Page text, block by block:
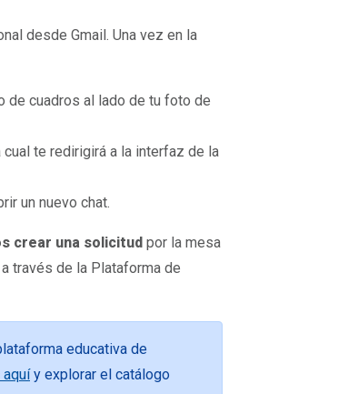
desde Gmail. Una vez en la
de cuadros al lado de tu foto de
te redirigirá a la interfaz de la
un nuevo chat.
crear una solicitud por la mesa
través de la Plataforma de
educativa de
y explorar el catálogo